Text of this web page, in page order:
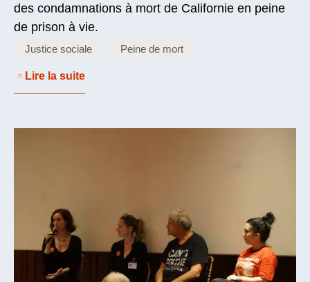
des condamnations à mort de Californie en peine
de prison à vie.
Justice sociale Peine de mort
Lire la suite